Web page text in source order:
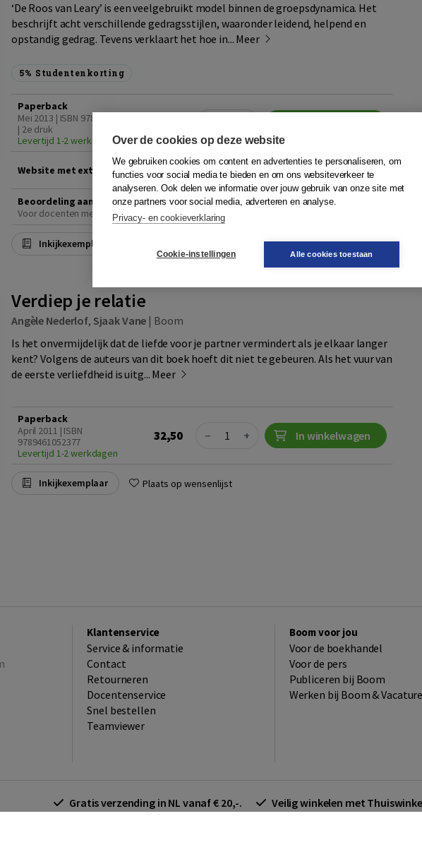
‘De Roos van Leary’ is een veelgebruikt model binnen de groepsdynamica. Het
beschrijft acht verschillende gedragsstijlen, waaronder leidend, helpend en
opstandig gedrag. Tevens verklaart het hoe in... Meer
5% Studentenkorting
Paperback
Mei 2013 | ISBN 9789059319783
| 2e druk
Levertijd 1-2 werkdagen
Quantity
Website met extra materiaal Bezoeken
Beoordeling aanvragen
Voor docenten met een onderwijsaccount
Aanvragen
Inkijkexemplaar
Verdiep je relatie
Angèle Nederlof, Sjaak Vane | Boom
Is het onvermijdelijk dat de liefde voor je partner vermindert als je elkaar langer
kent? Volgens de auteurs van dit boek hoeft dit niet te gebeuren. Als het vuur van
de eerste verliefdheid is uitg... Meer
Paperback
April 2011 | ISBN
9789461052377
Levertijd 1-2 werkdagen
32,50 Quantity
− + In winkelwagen
Inkijkexemplaar Plaats op wensenlijst
Klantenservice
Service & informatie
Contact
Retourneren
Docentenservice
Snel bestellen
Teamviewer
Boom voor jou
Voor de boekhandel
Voor de pers
Publiceren bij Boom
Werken bij Boom &
Gratis verzending in NL vanaf € 20,-. Veilig winkelen met
Over de cookies op deze website
We gebruiken cookies om content en advertenties te personaliseren, om
functies voor social media te bieden en om ons websiteverkeer te
analyseren. Ook delen we informatie over jouw gebruik van onze site met
onze partners voor social media, adverteren en analyse.
Privacy- en cookieverklaring
Cookie-instellingen Alle cookies toestaan